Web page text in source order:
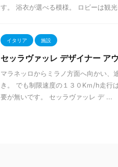
す。 浴衣が選べる模様。 ロビーは観
イタリア 施設
セッラヴァッレ デザイナー ア
マラネッロからミラノ方面へ向かい、
き。 でも制限速度の１３０Kｍ/h走行
要が無いです。 セッラヴァッレ デ ...